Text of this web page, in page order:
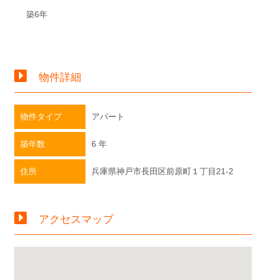
築6年
物件詳細
物件タイプ アパート
築年数 6 年
住所 兵庫県神戸市長田区前原町１丁目21-2
アクセスマップ